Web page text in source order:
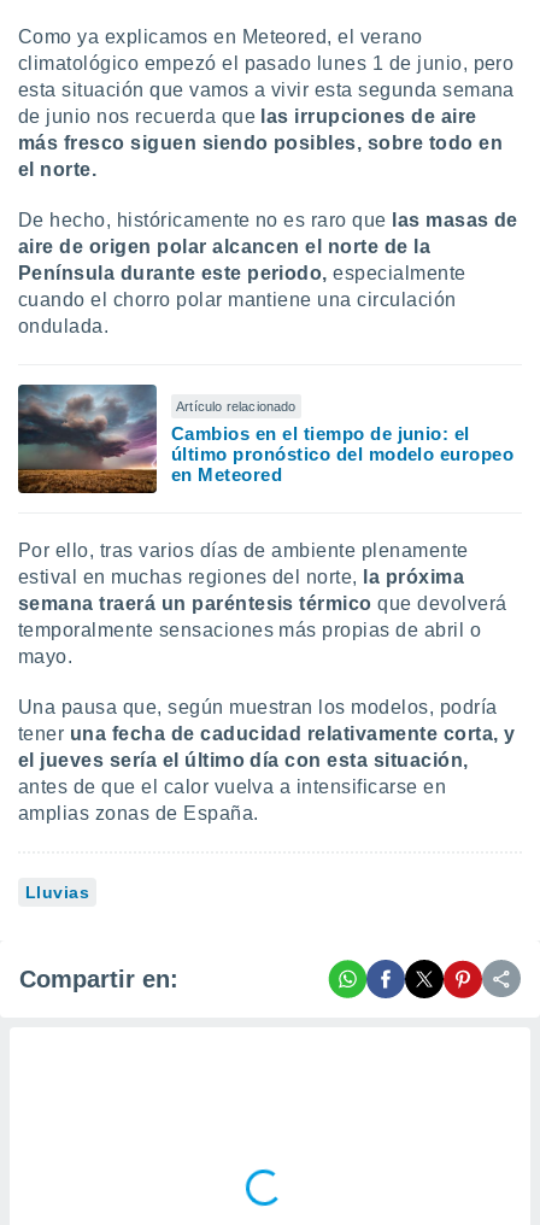
Como ya explicamos en Meteored, el verano
climatológico empezó el pasado lunes 1 de junio, pero
esta situación que vamos a vivir esta segunda semana
de junio nos recuerda que las irrupciones de aire
más fresco siguen siendo posibles, sobre todo en
el norte.
De hecho, históricamente no es raro que las masas de
aire de origen polar alcancen el norte de la
Península durante este periodo, especialmente
cuando el chorro polar mantiene una circulación
ondulada.
Artículo relacionado
Cambios en el tiempo de junio: el
último pronóstico del modelo europeo
en Meteored
Por ello, tras varios días de ambiente plenamente
estival en muchas regiones del norte,
la próxima
semana traerá un paréntesis térmicoque devolverá
temporalmente sensaciones más propias de abril o
mayo.
Una pausa que, según muestran los modelos, podría
tener una fecha de caducidad relativamente corta, y
el jueves sería el último día con esta situación,
antes de que el calor vuelva a intensificarse en
amplias zonas de España.
Lluvias
Compartir en: